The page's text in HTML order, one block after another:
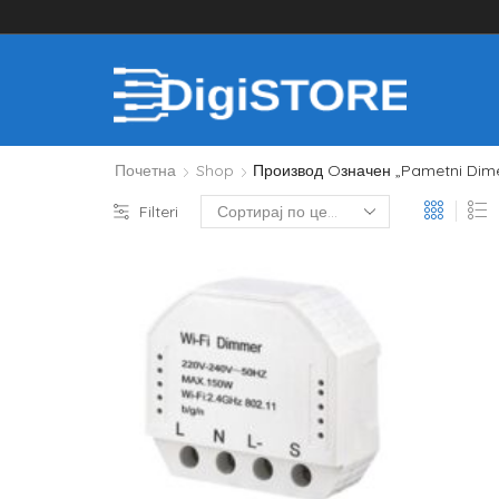
Почетна Shop Производ Oзначен „pametni
Filteri